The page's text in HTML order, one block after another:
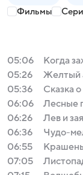
Фильмы
05:06
Когда
05:26
Желтый
05:36
Сказка
06:06
Лесные
06:26
Лев и
06:36
Чудо-
06:55
07:05